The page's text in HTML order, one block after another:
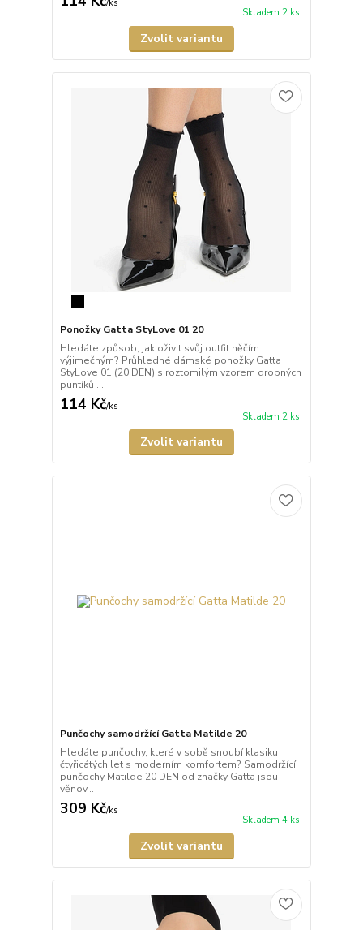
/ks
Skladem 2 ks
Zvolit variantu
Ponožky Gatta StyLove 01 20
Hledáte způsob, jak oživit svůj outfit něčím
výjimečným? Průhledné dámské ponožky Gatta
StyLove 01 (20 DEN) s roztomilým vzorem drobných
puntíků ...
114 Kč/ks
Skladem 2 ks
Zvolit variantu
Punčochy samodržící Gatta Matilde 20
Hledáte punčochy, které v sobě snoubí klasiku
čtyřicátých let s moderním komfortem? Samodržící
punčochy Matilde 20 DEN od značky Gatta jsou
věnov...
309 Kč/ks
Skladem 4 ks
Zvolit variantu